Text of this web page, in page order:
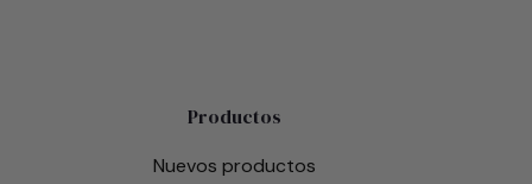
Productos
Nuevos productos